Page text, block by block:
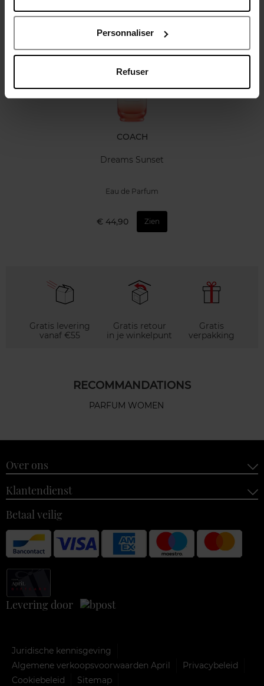
Personnaliser
Refuser
Nieuw
COACH
Dreams Sunset
Eau de Parfum
€ 44,90 Zien
Gratis levering
vanaf €55
Gratis retour
in je winkelpunt
Gratis
verpakking
RECOMMANDATIONS
PARFUM WOMEN
Over ons
Klantendienst
Betaal veilig
Levering door
Juridische kennisgeving
Algemene verkoopsvoorwaarden April
Privacybeleid
Cookiebeleid
Sitemap